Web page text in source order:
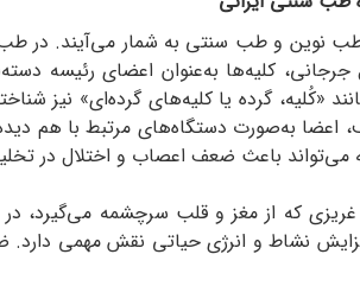
نوین و طب سنتی به شمار می‌آیند. در طب
کلیه‌ها به‌عنوان اعضای رئیسه
«کُلیه، گرده یا کلیه‌های گرده‌ای»
اعضا به‌صورت دستگاه‌های مرتبط با هم دیده
می‌تواند باعث ضعف اعصاب و اختلال در
که از مغز و قلب سرچشمه می‌گیرد، در
نشاط و انرژی حیاتی نقش مهمی